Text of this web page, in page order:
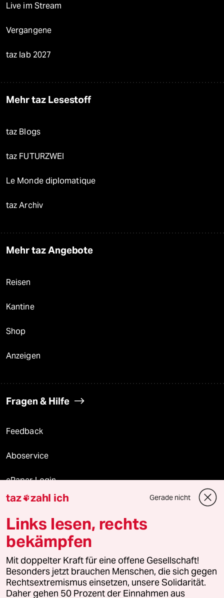
Live im Stream
Vergangene
taz lab 2027
Mehr taz Lesestoff
taz Blogs
taz FUTURZWEI
Le Monde diplomatique
taz Archiv
Mehr taz Angebote
Reisen
Kantine
Shop
Anzeigen
Fragen & Hilfe
Feedback
Aboservice
ePaper Login
Downloads für Abonnierende
© 2026 taz Verlags und Vertriebs GmbH
Alle Rechte vorbehalten. Bei rechtlichen Fragen oder für Genehmigungen
wenden Sie sich bitte an
lizenzen@taz.de
taz zahl ich Gerade nicht
Links lesen, rechts
bekämpfen
Mit doppelter Kraft für eine offene Gesellschaft!
Besonders jetzt brauchen Menschen, die sich gegen
Rechtsextremismus einsetzen, unsere Solidarität.
Daher gehen 50 Prozent der Einnahmen aus